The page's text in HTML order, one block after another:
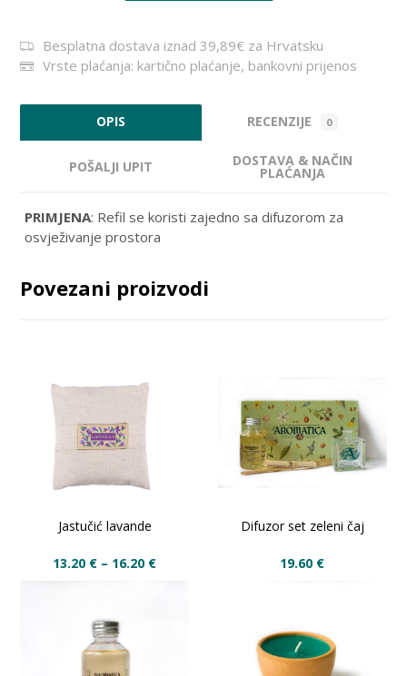
Besplatna dostava iznad 39,89€ za Hrvatsku
Vrste plaćanja: kartično plaćanje, bankovni prijenos
OPIS RECENZIJE 0
POŠALJI UPIT DOSTAVA & NAČIN
PLAĆANJA
PRIMJENA: Refil se koristi zajedno sa difuzorom za
osvježivanje prostora
Povezani proizvodi
Jastučić lavande
13.20 € – 16.20 €
Difuzor set zeleni čaj
19.60 €